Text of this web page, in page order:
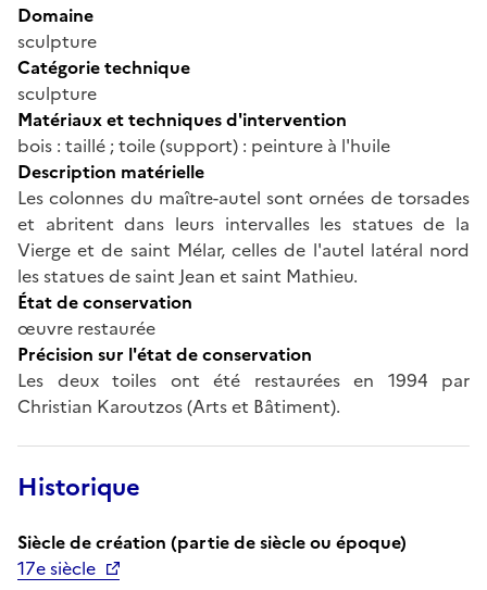
Domaine
sculpture
Catégorie technique
sculpture
Matériaux et techniques d'intervention
bois : taillé ; toile (support) : peinture à l'huile
Description matérielle
Les colonnes du maître-autel sont ornées de torsades
et abritent dans leurs intervalles les statues de la
Vierge et de saint Mélar, celles de l'autel latéral nord
les statues de saint Jean et saint Mathieu.
État de conservation
œuvre restaurée
Précision sur l'état de conservation
Les deux toiles ont été restaurées en 1994 par
Christian Karoutzos (Arts et Bâtiment).
Historique
Siècle de création (partie de siècle ou époque)
17e siècle